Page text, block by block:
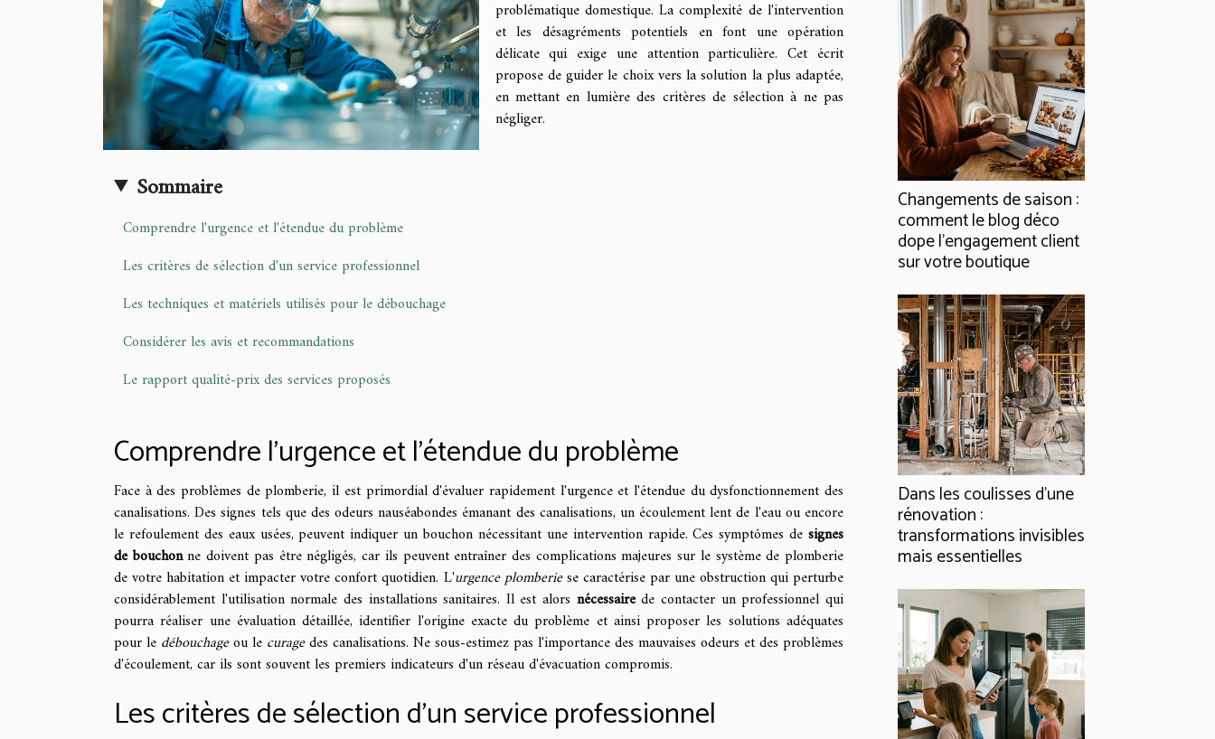
Sommaire
Comprendre l'urgence et l'étendue du problème
Les critères de sélection d'un service professionnel
Les techniques et matériels utilisés pour le débouchage
Considérer les avis et recommandations
Le rapport qualité-prix des services proposés
problématique domestique. La complexité de l'intervention
et les désagréments potentiels en font une opération
délicate qui exige une attention particulière. Cet écrit
propose de guider le choix vers la solution la plus adaptée,
en mettant en lumière des critères de sélection à ne pas
négliger.
Comprendre l'urgence et l'étendue du problème
Face à des problèmes de plomberie, il est primordial d'évaluer rapidement l'urgence et l'étendue du dysfonctionnement des
canalisations. Des signes tels que des odeurs nauséabondes émanant des canalisations, un écoulement lent de l'eau ou encore
le refoulement des eaux usées, peuvent indiquer un bouchon nécessitant une intervention rapide. Ces symptômes de signes
de bouchonne doivent pas être négligés, car ils peuvent entraîner des complications majeures sur le système de plomberie
de votre habitation et impacter votre confort quotidien. L'urgence plomberiese caractérise par une obstruction qui perturbe
considérablement l'utilisation normale des installations sanitaires. Il est alors nécessairede contacter un professionnel qui
pourra réaliser une évaluation détaillée, identifier l'origine exacte du problème et ainsi proposer les solutions adéquates
pour le débouchageou le curagedes canalisations. Ne sous-estimez pas l'importance des mauvaises odeurs et des problèmes
d'écoulement, car ils sont souvent les premiers indicateurs d'un réseau d'évacuation compromis.
Les critères de sélection d'un service professionnel
Changements de saison :
comment le blog déco
dope l’engagement client
sur votre boutique
Dans les coulisses d'une
rénovation :
transformations invisibles
mais essentielles